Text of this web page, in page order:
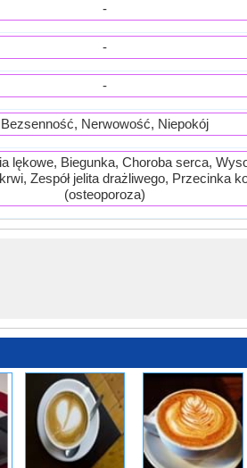
-
-
-
Bezsenność, Nerwowość, Niepokój
lękowe, Biegunka, Choroba serca,
Zespół jelita drażliwego, Przecinka
(osteoporoza)